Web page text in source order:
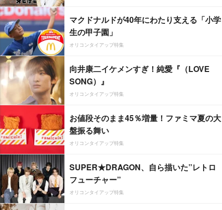
マクドナルドが40年にわたり支える「小学
生の甲子園」
オリコンタイアップ特集
向井康二イケメンすぎ！純愛『（LOVE
SONG）』
オリコンタイアップ特集
お値段そのまま45％増量！ファミマ夏の大
盤振る舞い
オリコンタイアップ特集
SUPER★DRAGON、自ら描いた”レトロ
フューチャー”
オリコンタイアップ特集